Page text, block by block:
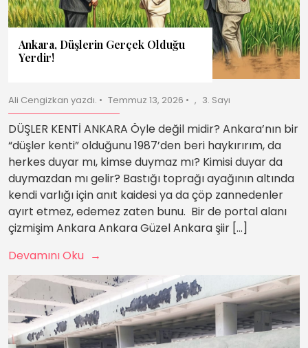
Ankara, Düşlerin Gerçek Olduğu
Yerdir!
Ali Cengizkan yazdı. Temmuz 13, 2026 3. Sayı
DÜŞLER KENTİ ANKARA Öyle değil midir? Ankara’nın bir
“düşler kenti” olduğunu 1987’den beri haykırırım, da
herkes duyar mı, kimse duymaz mı? Kimisi duyar da
duymazdan mı gelir? Bastığı toprağı ayağının altında
kendi varlığı için anıt kaidesi ya da çöp zannedenler
ayırt etmez, edemez zaten bunu. Bir de portal alanı
çizmişim Ankara Ankara Güzel Ankara şiir […]
Devamını Oku